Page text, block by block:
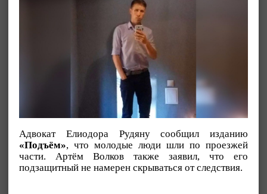
Адвокат Елиодора Рудяну сообщил изданию
«Подъём», что молодые люди шли по проезжей
части. Артём Волков также заявил, что его
подзащитный не намерен скрываться от следствия.